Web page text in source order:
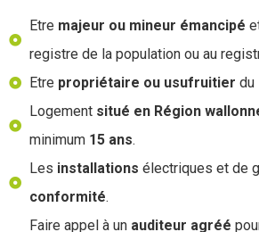
Etre majeur ou mineur émancipé
registre de la population ou au
Etre propriétaire ou usufruitier du
Logement situé en Région
minimum 15 ans.
Les installations électriques et de
conformité.
Faire appel à unauditeur agréé